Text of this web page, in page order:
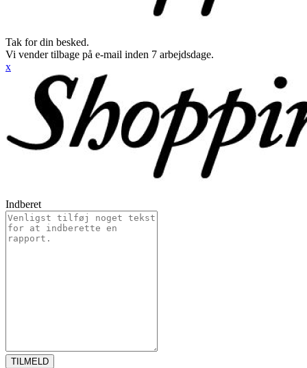
Tak for din besked.
Vi vender tilbage på e-mail inden 7 arbejdsdage.
x
Indberet
TILMELD